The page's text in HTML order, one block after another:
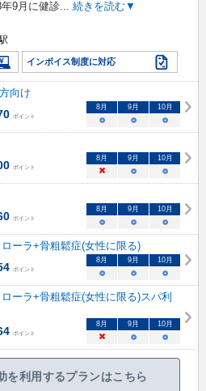
年9月に健診... 続きを読む▼
インボイス制度に対応
向け
ポイント
8 月 9 月 10月
○ ○ ○
ポイント
8 月 9 月 10月
× ○ ○
ポイント
8 月 9 月 10月
○ ○ ○
ーラ+骨粗鬆症(女性に限る)
ポイント
8 月 9 月 10月
○ ○ ○
ーラ+骨粗鬆症(女性に限る)スパ利
ポイント
8 月 9 月 10月
× ○ ○
を利用するプランはこちら